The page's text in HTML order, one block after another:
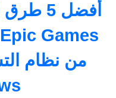
a
v
i
أفضل